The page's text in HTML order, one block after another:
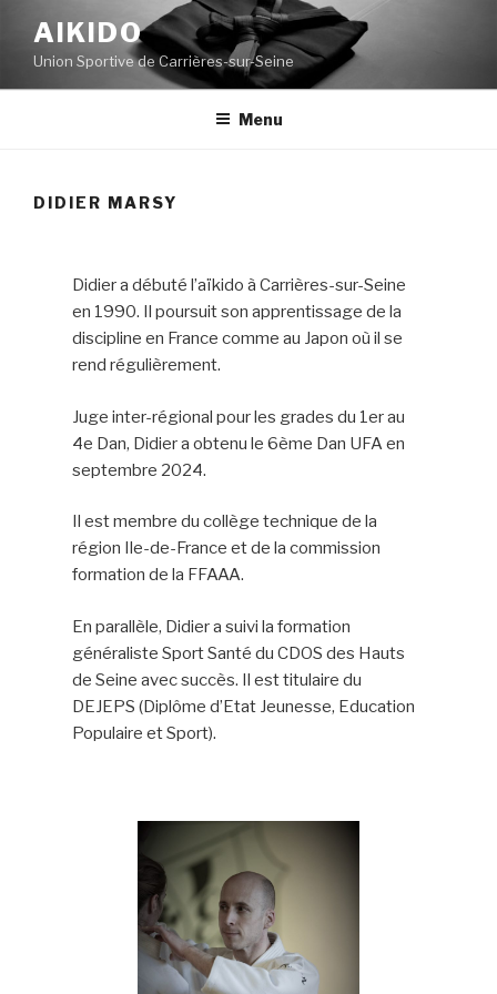
AIKIDO
Union Sportive de Carrières-sur-Seine
Menu
DIDIER MARSY
Didier a débuté l’aïkido à Carrières-sur-Seine
en 1990. Il poursuit son apprentissage de la
discipline en France comme au Japon où il se
rend régulièrement.
Juge inter-régional pour les grades du 1er au
4e Dan, Didier a obtenu le 6ème Dan UFA en
septembre 2024.
Il est membre du collège technique de la
région Ile-de-France et de la commission
formation de la FFAAA.
En parallèle, Didier a suivi la formation
généraliste Sport Santé du CDOS des Hauts
de Seine avec succès. Il est titulaire du
DEJEPS (Diplôme d’Etat Jeunesse, Education
Populaire et Sport).